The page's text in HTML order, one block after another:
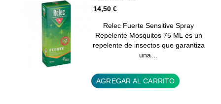
14,50 €
Relec Fuerte Sensitive Spray
Repelente Mosquitos 75 ML es un
repelente de insectos que garantiza
una…
AGREGAR AL CARRITO